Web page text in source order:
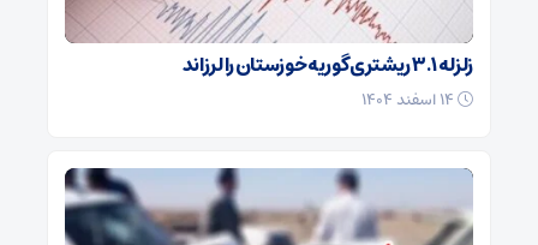
زلزله ۳.۱ ریشتری گوریه خوزستان را لرزاند